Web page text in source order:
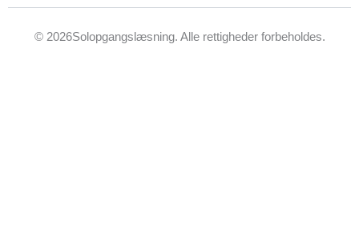
© 2026Solopgangslæsning. Alle rettigheder forbeholdes.